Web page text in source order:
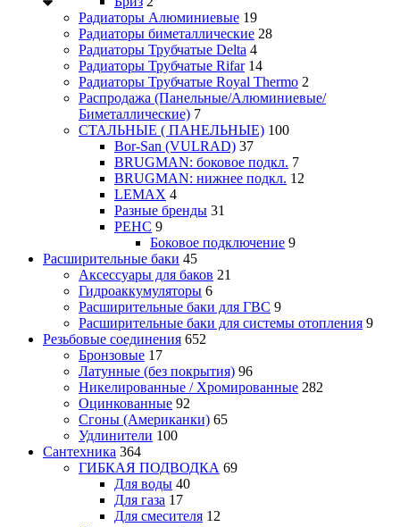
Радиаторы Алюминиевые 19
Радиаторы биметаллические 28
Радиаторы Трубчатые Delta 4
Радиаторы Трубчатые Rifar 14
Радиаторы Трубчатые Royal Thermo 2
Распродажа (Панельные/Алюминиевые/
Биметаллические) 7
СТАЛЬНЫЕ ( ПАНЕЛЬНЫЕ) 100
Bor-San (VULRAD) 37
BRUGMAN: боковое подкл. 7
BRUGMAN: нижнее подкл. 12
LEMAX 4
Разные бренды 31
РЕНС 9
Боковое подключение 9
Расширительные баки 45
Аксессуары для баков 21
Гидроаккумуляторы 6
Расширительные баки для ГВС 9
Расширительные баки для системы отопления 9
Резьбовые соединения 652
Бронзовые 17
Латунные (без покрытия) 96
Никелированные / Хромированные 282
Оцинкованные 92
Сгоны (Американки) 65
Удлинители 100
Сантехника 364
ГИБКАЯ ПОДВОДКА 69
Для воды 40
Для газа 17
Для смесителя 12